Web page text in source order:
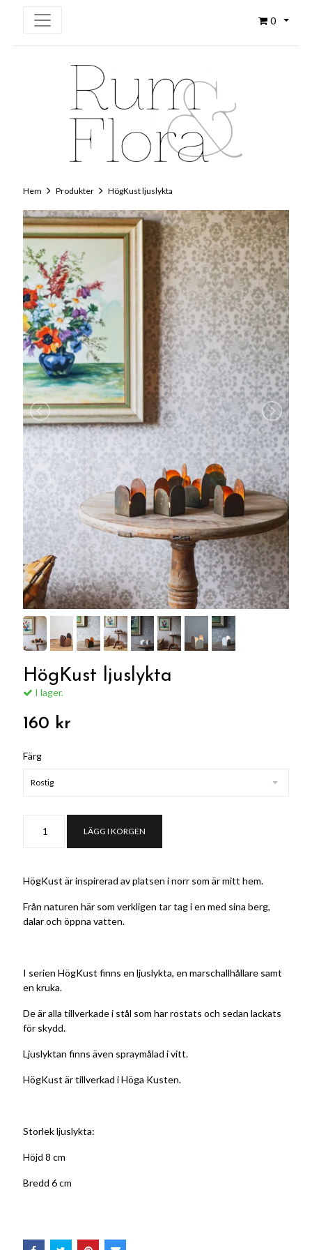
0
Hem Produkter HögKust ljuslykta
HögKust ljuslykta
I lager.
160 kr
Färg
Rostig
LÄGG I KORGEN
HögKust är inspirerad av platsen i norr som är mitt hem.
Från naturen här som verkligen tar tag i en med sina berg,
dalar och öppna vatten.
I serien HögKust finns en ljuslykta, en marschallhållare samt
en kruka.
De är alla tillverkade i stål som har rostats och sedan lackats
för skydd.
Ljuslyktan finns även spraymålad i vitt.
HögKust är tillverkad i Höga Kusten.
Storlek ljuslykta:
Höjd 8 cm
Bredd 6 cm